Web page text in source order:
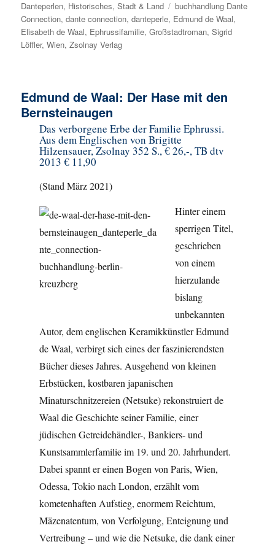
am
Danteperlen, Historisches,Stadt & Land Schlagwörter
buchhandlung Dante
Connection,dante connection,danteperle, Edmund de Waal,
Elisabeth de Waal, Ephrussifamilie,Großstadtroman,Sigrid
Löffler,Wien,Zsolnay Verlag
Edmund de Waal: Der Hase mit den
Bernsteinaugen
Das verborgene Erbe der Familie Ephrussi.
Aus dem Englischen von Brigitte
Hilzensauer, Zsolnay 352 S., € 26,-, TB dtv
2013 € 11,90
(Stand März 2021)
Hinter einem
sperrigen Titel,
geschrieben
von einem
hierzulande
bislang
unbekannten
Autor, dem englischen Keramikkünstler Edmund
de Waal, verbirgt sich eines der faszinierendsten
Bücher dieses Jahres. Ausgehend von kleinen
Erbstücken, kostbaren japanischen
Minaturschnitzereien (Netsuke) rekonstruiert de
Waal die Geschichte seiner Familie, einer
jüdischen Getreidehändler-, Bankiers- und
Kunstsammlerfamilie im 19. und 20. Jahrhundert.
Dabei spannt er einen Bogen von Paris, Wien,
Odessa, Tokio nach London, erzählt vom
kometenhaften Aufstieg, enormem Reichtum,
Mäzenatentum, von Verfolgung, Enteignung und
Vertreibung – und wie die Netsuke, die dank einer